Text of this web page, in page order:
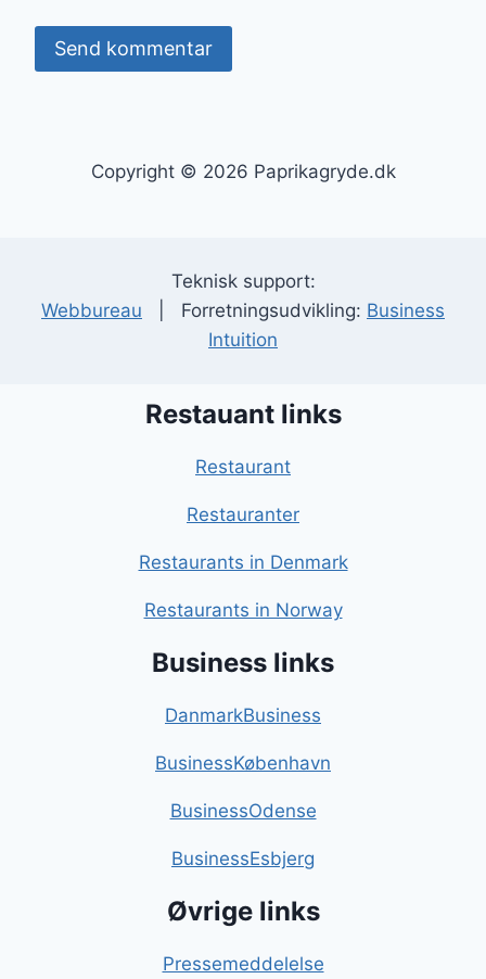
Copyright © 2026 Paprikagryde.dk
Teknisk support:
Webbureau | Forretningsudvikling: Business
Intuition
Restauant links
Restaurant
Restauranter
Restaurants in Denmark
Restaurants in Norway
Business links
DanmarkBusiness
BusinessKøbenhavn
BusinessOdense
BusinessEsbjerg
Øvrige links
Pressemeddelelse